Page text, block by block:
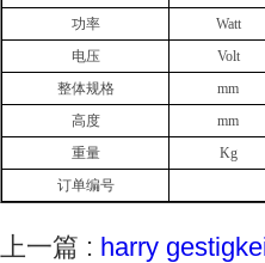
功率
Watt
电压
Volt
整体规格
mm
高度
mm
重量
Kg
订单编号
上一篇 : harry